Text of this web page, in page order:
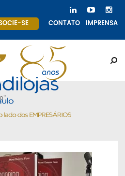
SE CONTATO IMPRENSA